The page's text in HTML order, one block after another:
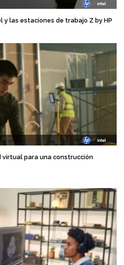
las estaciones de trabajo Z by HP
virtual para una construcción